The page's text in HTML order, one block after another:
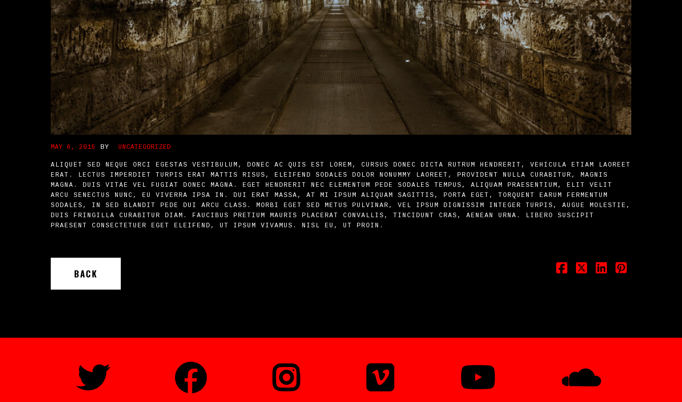
MAY 6, 2016 BY UNCATEGORIZED
ALIQUET SED NEQUE ORCI EGESTAS VESTIBULUM, DONEC AC QUIS EST LOREM, CURSUS DONEC DICTA RUTRUM HENDRERIT, VEHICULA ETIAM LAOREET
ERAT. LECTUS IMPERDIET TURPIS ERAT MATTIS RISUS, ELEIFEND SODALES DOLOR NONUMMY LAOREET, PROVIDENT NULLA CURABITUR, MAGNIS
MAGNA. DUIS VITAE VEL FUGIAT DONEC MAGNA. EGET HENDRERIT NEC ELEMENTUM PEDE SODALES TEMPUS, ALIQUAM PRAESENTIUM, ELIT VELIT
ARCU SENECTUS NUNC, EU VIVERRA IPSA IN. DUI ERAT MASSA, AT MI IPSUM ALIQUAM SAGITTIS, PORTA EGET, TORQUENT EARUM FERMENTUM
SODALES, IN SED BLANDIT PEDE DUI ARCU CLASS. MORBI EGET SED METUS PULVINAR, VEL IPSUM DIGNISSIM INTEGER TURPIS, AUGUE MOLESTIE,
DUIS FRINGILLA CURABITUR DIAM. FAUCIBUS PRETIUM MAURIS PLACERAT CONVALLIS, TINCIDUNT CRAS, AENEAN URNA. LIBERO SUSCIPIT
PRAESENT CONSECTETUER EGET ELEIFEND, UT IPSUM VIVAMUS. NISL EU, UT PROIN.
BACK